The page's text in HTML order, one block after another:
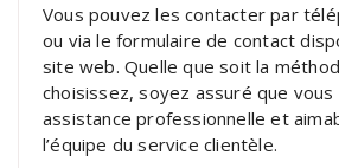
Vous pouvez les contacter par
ou via le formulaire de contact
site web. Quelle que soit la
choisissez, soyez assuré que
assistance professionnelle et
l’équipe du service clientèle.